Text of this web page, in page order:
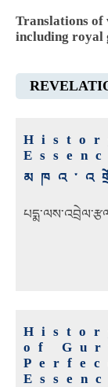
Translations of
including royal
of